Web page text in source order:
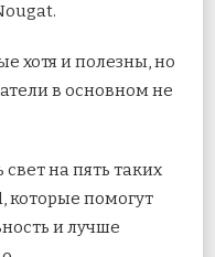
хотя и полезны, но
в основном не
на пять таких
которые помогут
и лучше